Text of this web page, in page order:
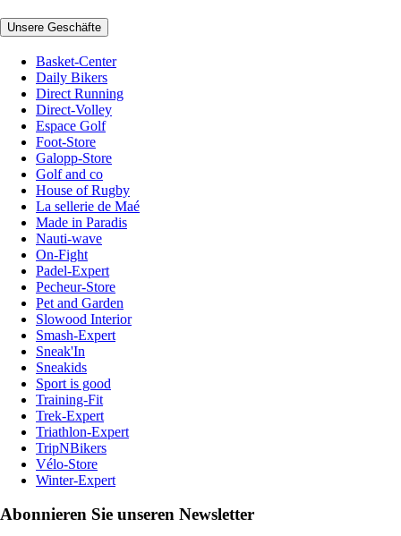
Unsere Geschäfte
Basket-Center
Daily Bikers
Direct Running
Direct-Volley
Espace Golf
Foot-Store
Galopp-Store
Golf and co
House of Rugby
La sellerie de Maé
Made in Paradis
Nauti-wave
On-Fight
Padel-Expert
Pecheur-Store
Pet and Garden
Slowood Interior
Smash-Expert
Sneak'In
Sneakids
Sport is good
Training-Fit
Trek-Expert
Triathlon-Expert
TripNBikers
Vélo-Store
Winter-Expert
Abonnieren Sie unseren Newsletter